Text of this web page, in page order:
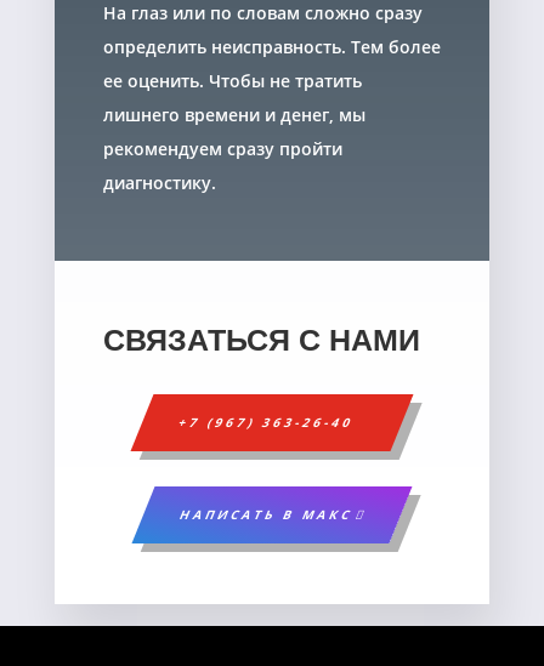
На глаз или по словам сложно сразу
определить неисправность. Тем более
ее оценить. Чтобы не тратить
лишнего времени и денег, мы
рекомендуем сразу пройти
диагностику.
СВЯЗАТЬСЯ С НАМИ
+7 (967) 363-26-40
НАПИСАТЬ В МАКС